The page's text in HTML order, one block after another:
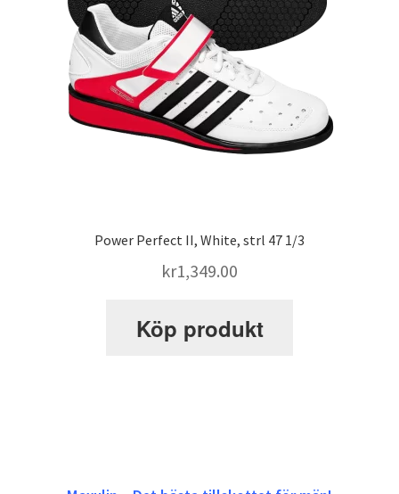
Power Perfect II, White, strl 47 1/3
kr1,349.00
Köp produkt